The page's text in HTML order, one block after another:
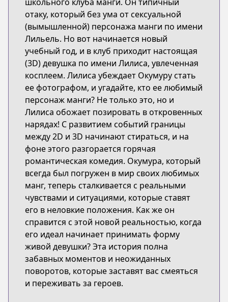
отаку, который без ума от сексуальной
(вымышленной) персонажа манги по имени
Лильель. Но вот начинается новый
учебный год, и в клуб приходит настоящая
(3D) девушка по имени Лилиса, увлеченная
косплеем. Лилиса убеждает Окумуру стать
ее фотографом, и угадайте, кто ее любимый
персонаж манги? Не только это, но и
Лилиса обожает позировать в откровенных
нарядах! С развитием событий границы
между 2D и 3D начинают стираться, и на
фоне этого разгорается горячая
романтическая комедия. Окумура, который
всегда был погружен в мир своих любимых
манг, теперь сталкивается с реальными
чувствами и ситуациями, которые ставят
его в неловкие положения. Как же он
справится с этой новой реальностью, когда
его идеал начинает принимать форму
живой девушки? Эта история полна
забавных моментов и неожиданных
поворотов, которые заставят вас смеяться
и переживать за героев.